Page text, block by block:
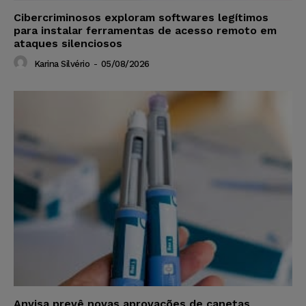
Cibercriminosos exploram softwares legítimos
para instalar ferramentas de acesso remoto em
ataques silenciosos
Karina Silvério - 05/08/2026